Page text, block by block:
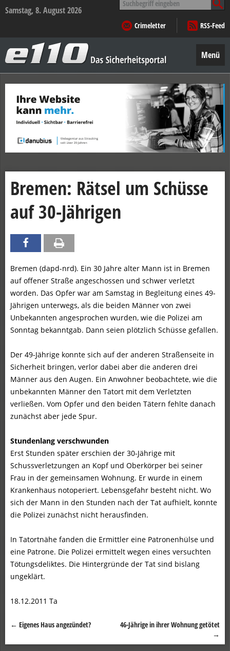
Samstag, 8. August 2026
nach:
Crimeletter
RSS-Feed
–
Das
Sicherheitsportal
Menü
Zum
Inhalt
springen
Bremen: Rätsel um Schüsse
auf 30-Jährigen
Bremen (dapd-nrd). Ein 30 Jahre alter Mann ist in Bremen
auf offener Straße angeschossen und schwer verletzt
worden. Das Opfer war am Samstag in Begleitung eines 49-
Jährigen unterwegs, als die beiden Männer von zwei
Unbekannten angesprochen wurden, wie die Polizei am
Sonntag bekanntgab. Dann seien plötzlich Schüsse gefallen.
Der 49-Jährige konnte sich auf der anderen Straßenseite in
Sicherheit bringen, verlor dabei aber die anderen drei
Männer aus den Augen. Ein Anwohner beobachtete, wie die
unbekannten Männer den Tatort mit dem Verletzten
verließen. Vom Opfer und den beiden Tätern fehlte danach
zunächst aber jede Spur.
Stundenlang verschwunden
Erst Stunden später erschien der 30-Jährige mit
Schussverletzungen an Kopf und Oberkörper bei seiner
Frau in der gemeinsamen Wohnung. Er wurde in einem
Krankenhaus notoperiert. Lebensgefahr besteht nicht. Wo
sich der Mann in den Stunden nach der Tat aufhielt, konnte
die Polizei zunächst nicht herausfinden.
In Tatortnähe fanden die Ermittler eine Patronenhülse und
eine Patrone. Die Polizei ermittelt wegen eines versuchten
Tötungsdeliktes. Die Hintergründe der Tat sind bislang
ungeklärt.
18.12.2011 Ta
Beitragsnavigation
← Eigenes Haus angezündet?
46-Jährige in ihrer Wohnung getötet
→